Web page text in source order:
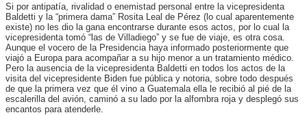
Si por antipatía, rivalidad o enemistad personal entre la vicepresidenta
Baldetti y la “primera dama” Rosita Leal de Pérez (lo cual aparentemente
existe) no les dio la gana encontrarse durante esos actos, por lo cual la
vicepresidenta tomó “las de Villadiego” y se fue de viaje, es otra cosa.
Aunque el vocero de la Presidencia haya informado posteriormente que
viajó a Europa para acompañar a su hijo menor a un tratamiento médico.
Pero la ausencia de la vicepresidenta Baldetti en todos los actos de la
visita del vicepresidente Biden fue pública y notoria, sobre todo después
de que la primera vez que él vino a Guatemala ella le recibió al pié de la
escalerilla del avión, caminó a su lado por la alfombra roja y desplegó sus
encantos para atenderle.